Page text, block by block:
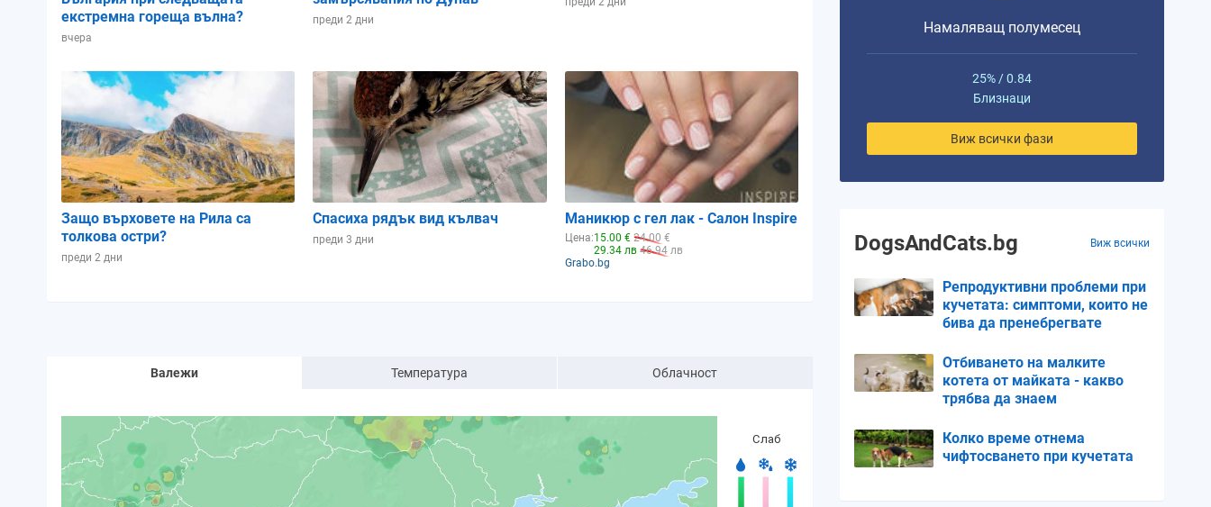
екстремна гореща вълна?
вчера
преди 2 дни
Защо върховете на Рила са
толкова остри?
преди 2 дни
Спасиха рядък вид кълвач
преди 3 дни
Маникюр с гел лак - Салон Inspire
Цена:15.00 € 24.00 €
29.34 лв 46.94 лв
Grabo.bg
Валежи Температура Облачност
Намаляващ полумесец
25% / 0.84
Близнаци
Виж всички фази
DogsAndCats.bg Виж всички
Репродуктивни проблеми при
кучетата: симптоми, които не
бива да пренебрегвате
Отбиването на малките
котета от майката - какво
трябва да знаем
Колко време отнема
чифтосването при кучетата